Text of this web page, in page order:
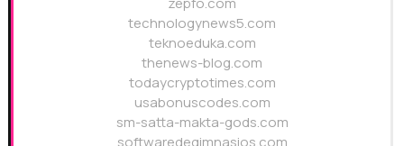
technologynews5.com
teknoeduka.com
thenews-blog.com
todaycryptotimes.com
usabonuscodes.com
sm-satta-makta-gods.com
softwaredegimnasios.com